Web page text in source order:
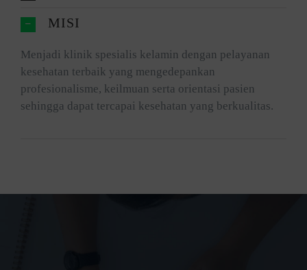
MISI
Menjadi klinik spesialis kelamin dengan pelayanan
kesehatan terbaik yang mengedepankan
profesionalisme, keilmuan serta orientasi pasien
sehingga dapat tercapai kesehatan yang berkualitas.